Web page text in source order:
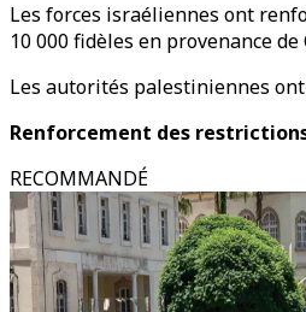
Les forces israéliennes ont
10 000 fidèles en provenance
Les autorités palestiniennes
Renforcement des
RECOMMANDÉ